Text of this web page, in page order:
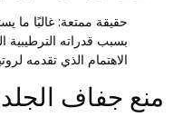
حقيقة ممتعة:غالبًا ما
بسبب قدراته الترطيبية
الاهتمام الذي تقدمه
جفاف الجلد